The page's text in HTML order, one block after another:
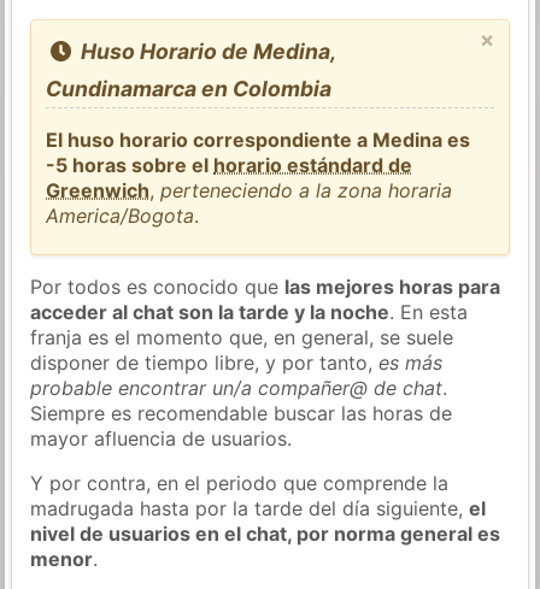
×
Huso Horario de Medina,
Cundinamarca en Colombia
El huso horario correspondiente a Medina es
-5 horas sobre el horario estándard de
Greenwich,perteneciendo a la zona horaria
America/Bogota.
Por todos es conocido que las mejores horas para
acceder al chat son la tarde y la noche. En esta
franja es el momento que, en general, se suele
disponer de tiempo libre, y por tanto,es más
probable encontrar un/a compañer@ de chat.
Siempre es recomendable buscar las horas de
mayor afluencia de usuarios.
Y por contra, en el periodo que comprende la
madrugada hasta por la tarde del día siguiente,el
nivel de usuarios en el chat, por norma general es
menor.